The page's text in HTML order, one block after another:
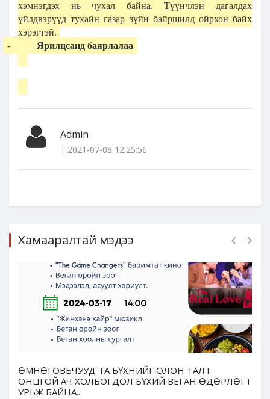
хэмнэгдэх нь чухал байна. Түүнчлэн дагалдах
үйлдвэрүүд тухайн газар зүйн байршилд ойрхон байх
хэрэгтэй.
-
Ярилцсанд баярлалаа
Admin
| 2021-07-08 12:25:56
Хамааралтай мэдээ
ӨМНӨГОВЬЧУУД ТА БҮХНИЙГ ОЛОН ТАЛТ
ОНЦГОЙ АЧ ХОЛБОГДОЛ БҮХИЙ ВЕГАН ӨДӨРЛӨГТ
УРЬЖ БАЙНА...